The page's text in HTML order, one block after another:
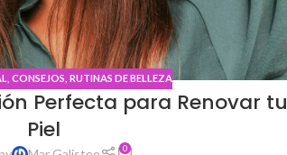
CONSEJOS RUTINAS DE BELLEZA
Perfecta para Renovar tu
Piel
0